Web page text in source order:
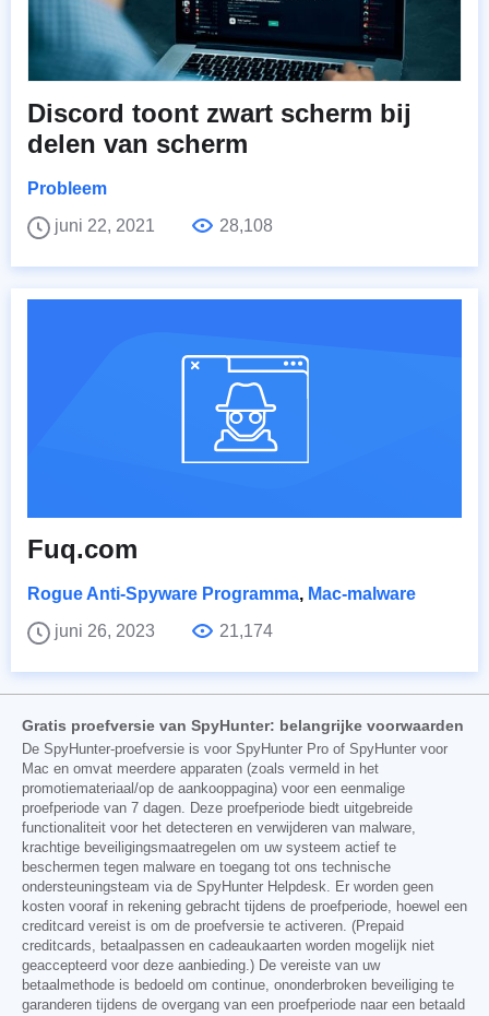
Discord toont zwart scherm bij
delen van scherm
Probleem
juni 22, 2021
28,108
Fuq.com
Rogue Anti-Spyware Programma, Mac-malware
juni 26, 2023
21,174
Gratis proefversie van SpyHunter: belangrijke voorwaarden
De SpyHunter-proefversie is voor SpyHunter Pro of SpyHunter voor
Mac en omvat meerdere apparaten (zoals vermeld in het
promotiemateriaal/op de aankooppagina) voor een eenmalige
proefperiode van 7 dagen. Deze proefperiode biedt uitgebreide
functionaliteit voor het detecteren en verwijderen van malware,
krachtige beveiligingsmaatregelen om uw systeem actief te
beschermen tegen malware en toegang tot ons technische
ondersteuningsteam via de SpyHunter Helpdesk. Er worden geen
kosten vooraf in rekening gebracht tijdens de proefperiode, hoewel een
creditcard vereist is om de proefversie te activeren. (Prepaid
creditcards, betaalpassen en cadeaukaarten worden mogelijk niet
geaccepteerd voor deze aanbieding.) De vereiste van uw
betaalmethode is bedoeld om continue, ononderbroken beveiliging te
garanderen tijdens de overgang van een proefperiode naar een betaald